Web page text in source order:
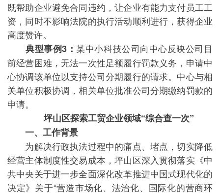
既帮助企业避免合同违约，让企业有能力支付员工工
资，同时不影响法院的执行活动顺利进行，获得企业
高度赞许。
典型事例3： 某中小科技公司向中心反映公司目
前经营困难，无法一次性足额履行罚款义务，申请中
心协调该单位以支持公司分期履行的请求。中心与相
关单位积极协调，相关单位批准公司分期缴纳罚款的
申请。
坪山区探索工贸企业领域“综合查一次”
一、工作背景
为解决行政执法过程中的痛点、堵点，切实降低
经营主体制度性交易成本，坪山区深入贯彻落实《中
共中央关于进一步全面深化改革推进中国式现代化的
决定》关于“营造市场化、法治化、国际化的营商环